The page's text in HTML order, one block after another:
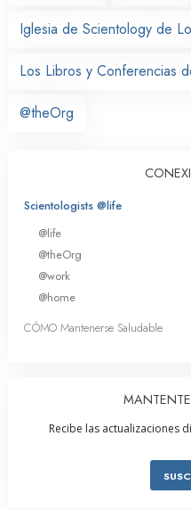
Iglesia de Scientology de
Los Libros y Conferencias
@theOrg
Scientologists @life
@life
@theOrg
@work
@home
CÓMO Mantenerse Saludable
Recibe las actualizaciones